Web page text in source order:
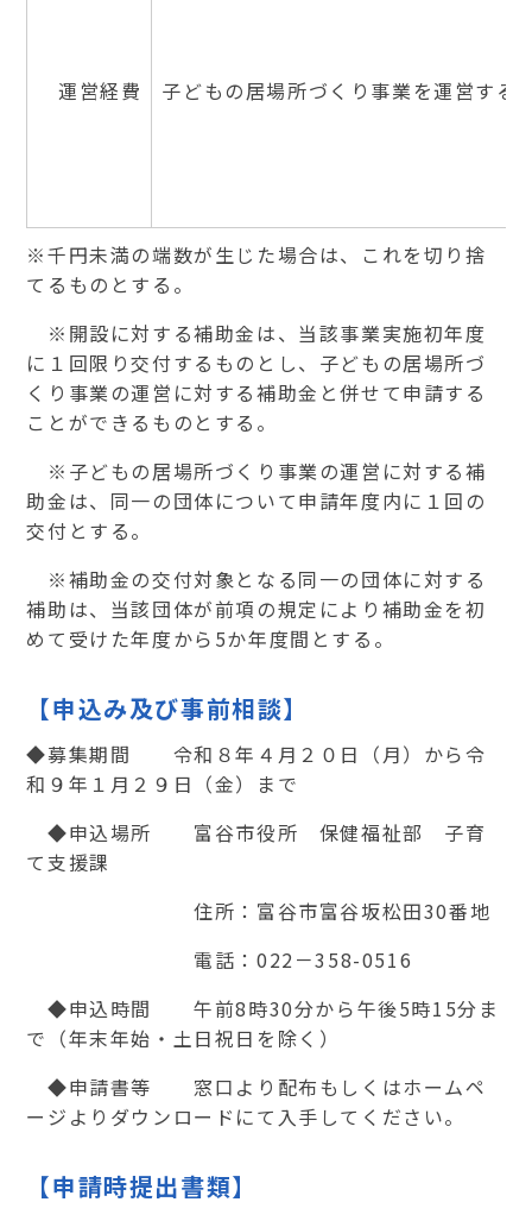
運営経費 子どもの居場所づくり事業を運営する
※千円未満の端数が生じた場合は、これを切り捨
てるものとする。
※開設に対する補助金は、当該事業実施初年度
に１回限り交付するものとし、子どもの居場所づ
くり事業の運営に対する補助金と併せて申請する
ことができるものとする。
※子どもの居場所づくり事業の運営に対する補
助金は、同一の団体について申請年度内に１回の
交付とする。
※補助金の交付対象となる同一の団体に対する
補助は、当該団体が前項の規定により補助金を初
めて受けた年度から 5か年度間とする。
【申込み及び事前相談】
◆募集期間 令和８年４月２０日（月）から令
和９年１月２９日（金）まで
◆申込場所 富谷市役所 保健福祉部 子育
て支援課
住所：富谷市富谷坂松田30番地
電話： 022－358-0516
◆申込時間 午前8時30分から午後5時15分ま
で（年末年始・土日祝日を除く）
◆申請書等 窓口より配布もしくはホームペ
ージよりダウンロードにて入手してください。
【申請時提出書類】